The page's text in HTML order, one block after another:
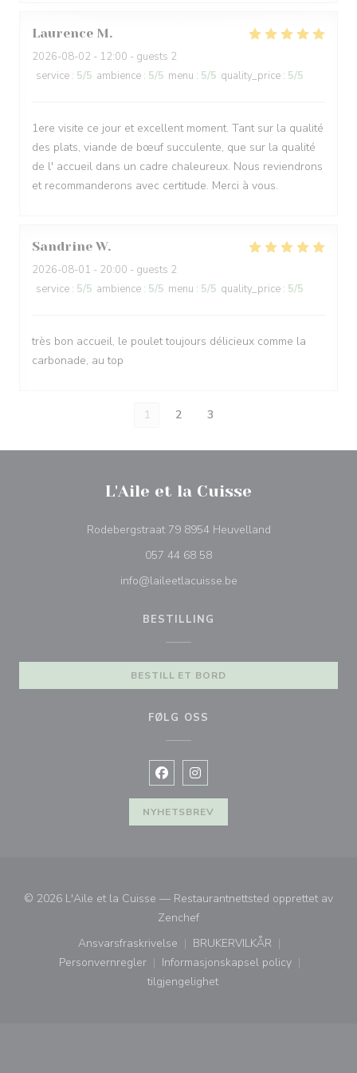
Laurence M
2026-08-02 - 12:00 - guests 2
service : 5/5 ambience : 5/5 menu : 5/5 quality_price : 5/5
1ere visite ce jour et excellent moment. Tant sur la qualité
des plats, viande de bœuf succulente, que sur la qualité
de l' accueil dans un cadre chaleureux. Nous reviendrons
et recommanderons avec certitude. Merci à vous.
Sandrine W
2026-08-01 - 20:00 - guests 2
service : 5/5 ambience : 5/5 menu : 5/5 quality_price : 5/5
très bon accueil, le poulet toujours délicieux comme la
carbonade, au top
1 2 3
L'Aile et la Cuisse
Rodebergstraat 79 8954 Heuvelland((åpner i et nytt
057 44 68 58
info@laileetlacuisse.be
BESTILLING
BESTILL ET BORD
FØLG OSS
Facebook ((åpner i et nytt vindu))
Instagram ((åpner i et nytt
NYHETSBREV
© 2026 L'Aile et la Cuisse — Restaurantnettsted opprettet av
Zenchef((åpner i et nytt vindu))
Ansvarsfraskrivelse
((åpner i et nytt vindu))
BRUKERVILKÅR
((åpner i et nytt vindu))
Personvernregler
((åpner i et nytt vindu))
Informasjonskapsel policy
((åpner i et nytt vindu))
tilgjengelighet
((åpner i et nytt vindu))